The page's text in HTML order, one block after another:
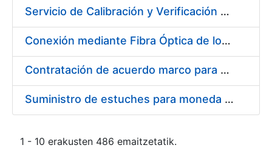
Servicio de Calibración y Verificación Externa de los Equipos de Medición del Servicio de Prevención de la FNMT-RCM
Conexión mediante Fibra Óptica de los Centros de Proceso de Datos (CPDs) de las sedes de la FNMT-RCM de Burgos y Madrid
Contratación de acuerdo marco para el Suministro de Material de Electricidad para la Fábrica Nacional de Moneda y Timbre-Real Casa de la Moneda en su centro de trabajo de Burgos
Suministro de estuches para moneda de 30 €
1 - 10 erakusten 486 emaitzetatik.